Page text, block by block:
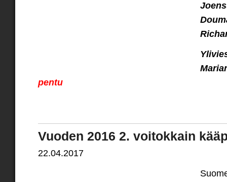
pentu
Vuoden 2016 2. voitokkain
22.04.2017